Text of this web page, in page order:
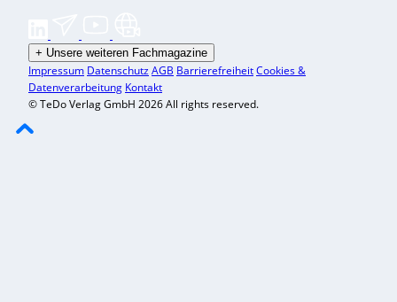
+ Unsere weiteren Fachmagazine
Impressum DatenschutzAGB BarrierefreiheitCookies &
Datenverarbeitung Kontakt
© TeDo Verlag GmbH 2026 All rights reserved.